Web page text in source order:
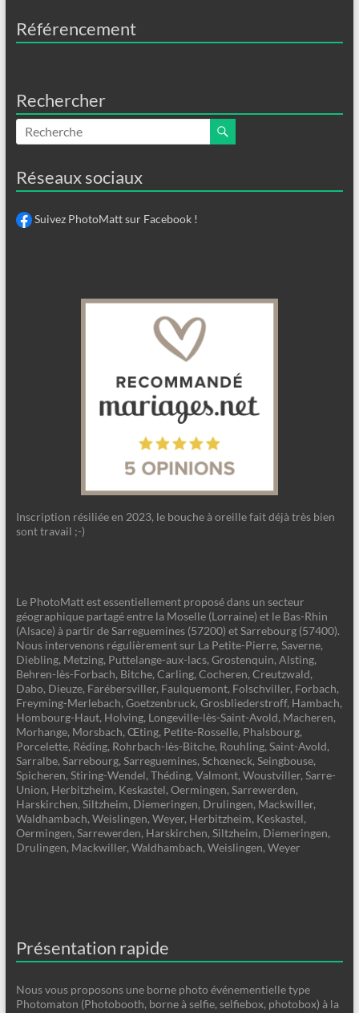
Référencement
Rechercher
Réseaux sociaux
Suivez PhotoMatt sur Facebook !
Inscription résiliée en 2023, le bouche à oreille fait déjà très bien
sont travail ;-)
Le PhotoMatt est essentiellement proposé dans un secteur
géographique partagé entre la Moselle (Lorraine) et le Bas-Rhin
(Alsace) à partir de Sarreguemines (57200) et Sarrebourg (57400).
Nous intervenons régulièrement sur La Petite-Pierre, Saverne,
Diebling, Metzing, Puttelange-aux-lacs, Grostenquin, Alsting,
Behren-lès-Forbach, Bitche, Carling, Cocheren, Creutzwald,
Dabo, Dieuze, Farébersviller, Faulquemont, Folschviller, Forbach,
Freyming-Merlebach, Goetzenbruck, Grosbliederstroff, Hambach,
Hombourg-Haut, Holving, Longeville-lès-Saint-Avold, Macheren,
Morhange, Morsbach, Œting, Petite-Rosselle, Phalsbourg,
Porcelette, Réding, Rohrbach-lès-Bitche, Rouhling, Saint-Avold,
Sarralbe, Sarrebourg, Sarreguemines, Schœneck, Seingbouse,
Spicheren, Stiring-Wendel, Théding, Valmont, Woustviller, Sarre-
Union, Herbitzheim, Keskastel, Oermingen, Sarrewerden,
Harskirchen, Siltzheim, Diemeringen, Drulingen, Mackwiller,
Waldhambach, Weislingen, Weyer, Herbitzheim, Keskastel,
Oermingen, Sarrewerden, Harskirchen, Siltzheim, Diemeringen,
Drulingen, Mackwiller, Waldhambach, Weislingen, Weyer
Présentation rapide
Nous vous proposons une borne photo événementielle type
Photomaton (Photobooth, borne à selfie, selfiebox, photobox) à la